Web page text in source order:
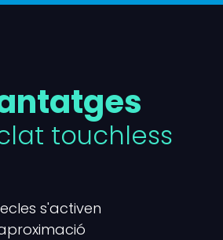
touchless
s'activen